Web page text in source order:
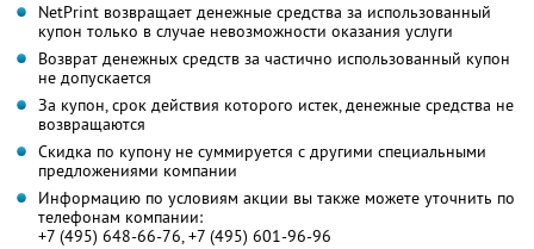
NetPrint возвращает денежные средства за использованный
купон только в случае невозможности оказания услуги
Возврат денежных средств за частично использованный купон
не допускается
За купон, срок действия которого истек, денежные средства не
возвращаются
Скидка по купону не суммируется с другими специальными
предложениями компании
Информацию по условиям акции вы также можете уточнить по
телефонам компании:
+7 (495) 648-66-76, +7 (495) 601-96-96